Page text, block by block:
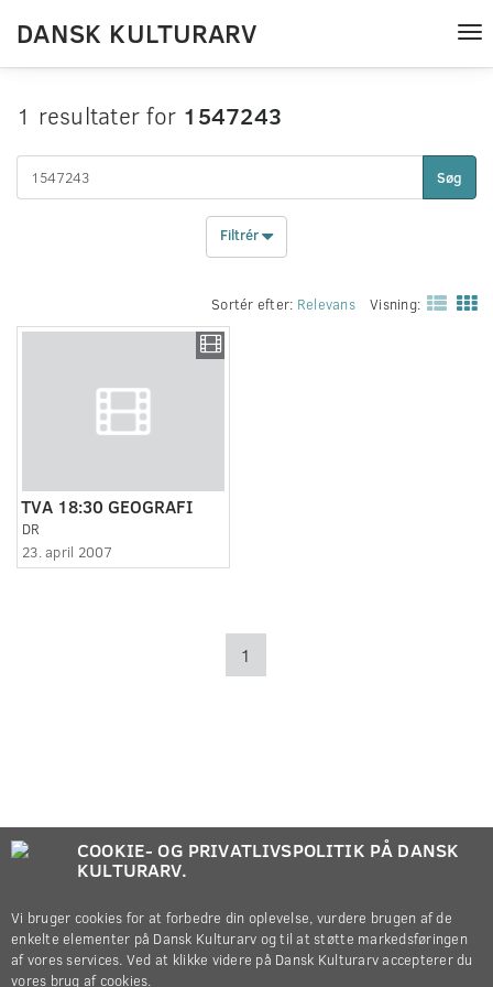
DANSK KULTURARV
1 resultater for 1547243
Søg
Filtrér
Sortér efter: Relevans Visning:
TVA 18:30 GEOGRAFI
DR
23. april 2007
1
COOKIE- OG PRIVATLIVSPOLITIK PÅ DANSK
KULTURARV.
Vi bruger cookies for at forbedre din oplevelse, vurdere brugen af de
enkelte elementer på Dansk Kulturarv og til at støtte markedsføringen
af vores services. Ved at klikke videre på Dansk Kulturarv accepterer du
vores brug af cookies.